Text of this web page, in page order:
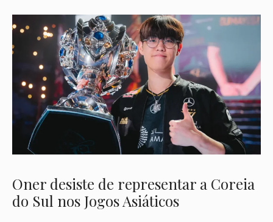
Oner desiste de representar a Coreia
do Sul nos Jogos Asiáticos